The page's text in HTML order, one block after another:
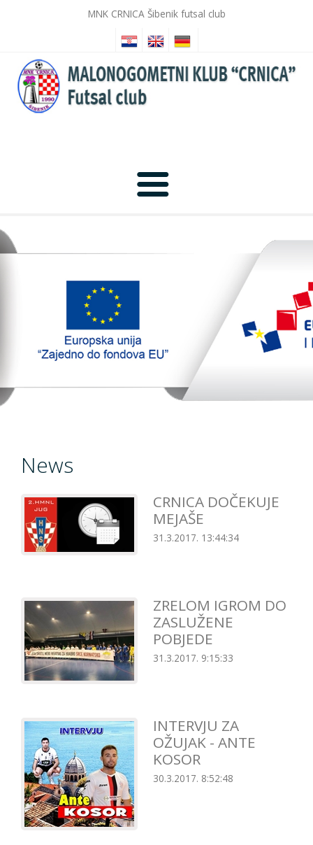
MNK CRNICA Šibenik futsal club
TopTim liga
News
CRNICA DOČEKUJE
MEJAŠE
31.3.2017. 13:44:34
ZRELOM IGROM DO
ZASLUŽENE
POBJEDE
31.3.2017. 9:15:33
INTERVJU ZA
OŽUJAK - ANTE
KOSOR
30.3.2017. 8:52:48